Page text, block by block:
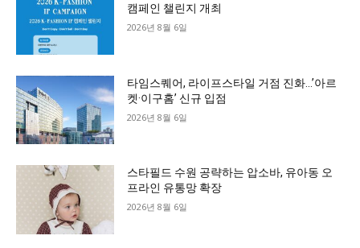
캠페인 챌린지 개최
2026년 8월 6일
타임스퀘어, 라이프스타일 거점 진화…’아르
켓·이구홈’ 신규 입점
2026년 8월 6일
스타필드 수원 공략하는 압소바, 유아동 오
프라인 유통망 확장
2026년 8월 6일